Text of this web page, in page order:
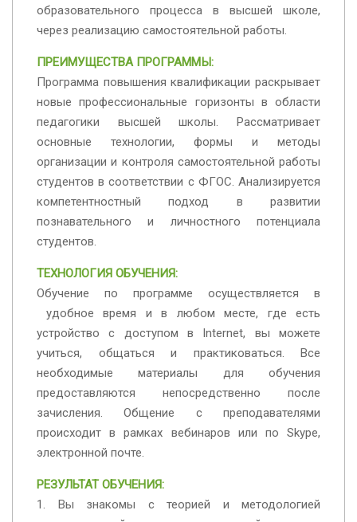
образовательного процесса в высшей школе,
через реализацию самостоятельной работы.
ПРЕИМУЩЕСТВА ПРОГРАММЫ:
Программа повышения квалификации раскрывает
новые профессиональные горизонты в области
педагогики высшей школы. Рассматривает
основные технологии, формы и методы
организации и контроля самостоятельной работы
студентов в соответствии с ФГОС. Анализируется
компетентностный подход в развитии
познавательного и личностного потенциала
студентов.
ТЕХНОЛОГИЯ ОБУЧЕНИЯ:
Обучение по программе осуществляется в
удобное время и в любом месте, где есть
устройство с доступом в Internet, вы можете
учиться, общаться и практиковаться. Все
необходимые материалы для обучения
предоставляются непосредственно после
зачисления. Общение с преподавателями
происходит в рамках вебинаров или по Skype,
электронной почте.
РЕЗУЛЬТАТ ОБУЧЕНИЯ:
1. Вы знакомы с теорией и методологией